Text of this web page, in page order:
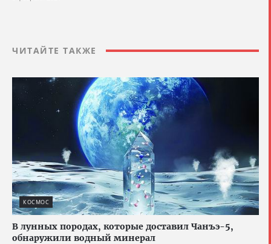
ЧИТАЙТЕ ТАКЖЕ
КОСМОС
В лунных породах, которые доставил Чанъэ-5,
обнаружили водный минерал